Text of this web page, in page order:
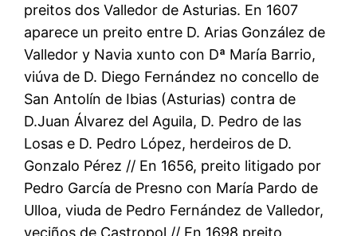
preitos dos Valledor de Asturias. En 1607
aparece un preito entre D. Arias González de
Valledor y Navia xunto con Dª María Barrio,
viúva de D. Diego Fernández no concello de
San Antolín de Ibias (Asturias) contra de
D.Juan Álvarez del Aguila, D. Pedro de las
Losas e D. Pedro López, herdeiros de D.
Gonzalo Pérez // En 1656, preito litigado por
Pedro García de Presno con María Pardo de
Ulloa, viuda de Pedro Fernández de Valledor,
veciños de Castropol // En 1698 preito